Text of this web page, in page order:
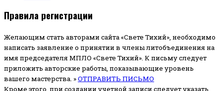
Правила регистрации
Желающим стать авторами сайта «Свете Тихий», необходимо
написать заявление о принятии в члены литобъединения на
имя председателя МПЛО «Свете Тихий». К письму следует
приложить авторские работы, показывающие уровень
вашего мастерства. »ОТПРАВИТЬ ПИСЬМО
Кроме этого, при создании учетной записи следует указать